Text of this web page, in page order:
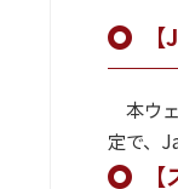
本ウ
定で、